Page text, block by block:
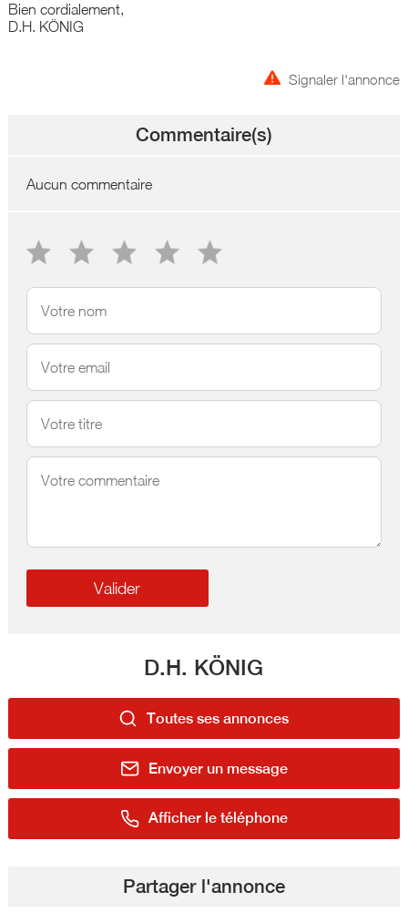
Bien cordialement,
D.H. KÖNIG
Signaler l'annonce
Commentaire(s)
Aucun commentaire
D.H. KÖNIG
Toutes ses annonces
Envoyer un message
Afficher le téléphone
Partager l'annonce